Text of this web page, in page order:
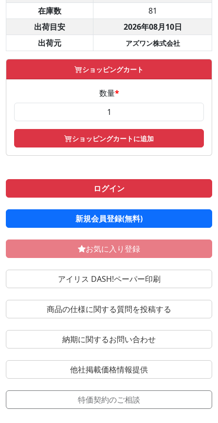
在庫数
81
出荷目安
2026年08月10日
出荷元
アズワン株式会社
ショッピングカート
数量*
ショッピングカートに追加
ログイン
新規会員登録(無料)
お気に入り登録
アイリス DASH!ペーパー印刷
商品の仕様に関する質問を投稿する
納期に関するお問い合わせ
他社掲載価格情報提供
特価契約のご相談